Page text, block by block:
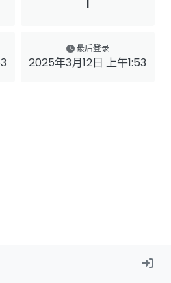
最后登录
2025年3月12日 上午1:53